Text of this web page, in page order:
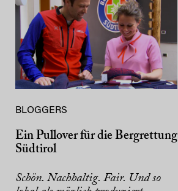
BLOGGERS
Ein Pullover für die Bergrettung
Südtirol
Schön. Nachhaltig. Fair. Und so